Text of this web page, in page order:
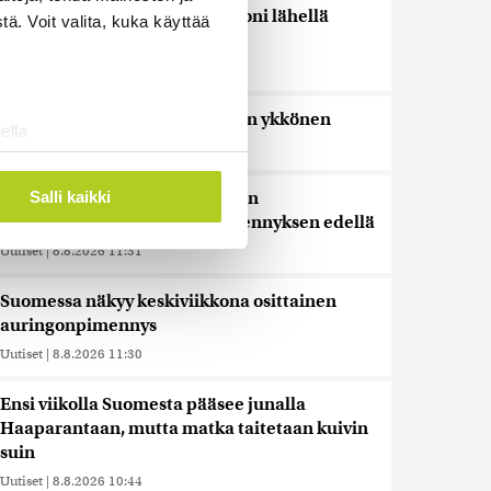
Voit valita, kuka käyttää
. Voit muuttaa
tukemiseen
alan
tietoja muihin tietoihin, joita
siirtää ulkomaille.
Salli kaikki
Bulgariassa on räjähtänyt drooni lähellä
HS: Kaikkonen puoluejohtajien ykkönen
Uutiset | 8.8.2026 13:09
Ursa on myynyt ennätysmäärän
pimennyslaseja auringonpimennyksen edellä
Uutiset | 8.8.2026 11:31
Suomessa näkyy keskiviikkona osittainen
auringonpimennys
Uutiset | 8.8.2026 11:30
Ensi viikolla Suomesta pääsee junalla
Haaparantaan, mutta matka taitetaan kuivin
suin
Uutiset | 8.8.2026 10:44